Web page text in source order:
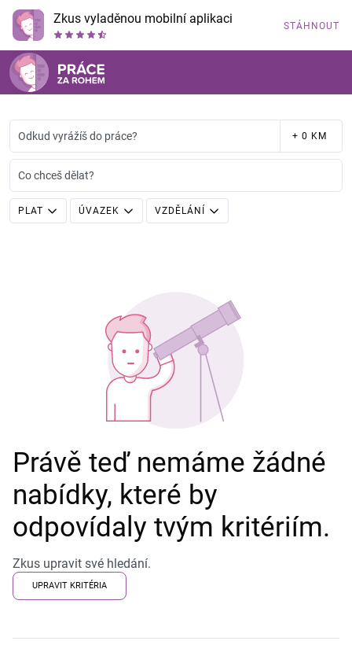
Zkus vyladěnou mobilní aplikaci STÁHNOUT
Odkud vyrážíš do práce? + 0 KM
Co chceš dělat?
PLAT ÚVAZEK VZDĚLÁNÍ
Právě teď nemáme žádné
nabídky, které by
odpovídaly tvým kritériím.
Zkus upravit své hledání.
UPRAVIT KRITÉRIA